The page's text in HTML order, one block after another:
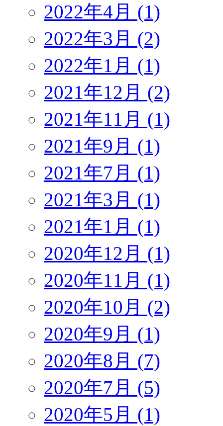
2022年4月 (1)
2022年3月 (2)
2022年1月 (1)
2021年12月 (2)
2021年11月 (1)
2021年9月 (1)
2021年7月 (1)
2021年3月 (1)
2021年1月 (1)
2020年12月 (1)
2020年11月 (1)
2020年10月 (2)
2020年9月 (1)
2020年8月 (7)
2020年7月 (5)
2020年5月 (1)